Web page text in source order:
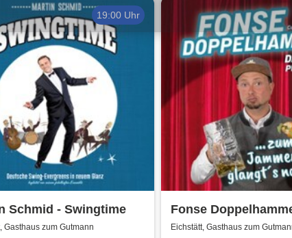
19:00 Uhr
Schmid - Swingtime
Gasthaus zum Gutmann
Fonse
Jammern glangts no
Eichstätt, Gasthaus zum